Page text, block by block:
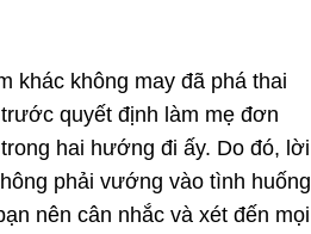
khác không may đã phá thai
quyết định làm mẹ đơn
hai hướng đi ấy. Do đó, lời
phải vướng vào tình huống
nên cân nhắc và xét đến mọi